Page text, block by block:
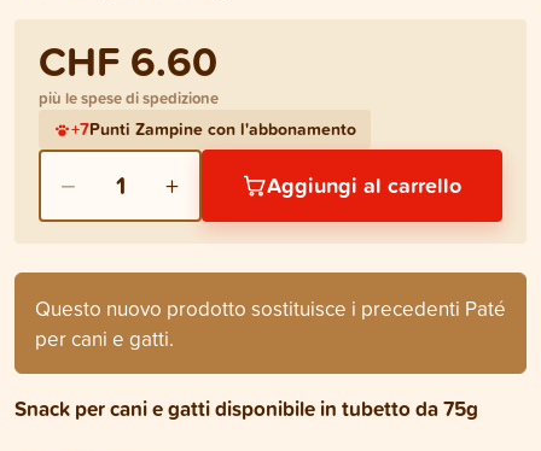
CHF 6.60
più le spese di spedizione
+7Punti Zampine con l'abbonamento
− 1 + Aggiungi al carrello
Questo nuovo prodotto sostituisce i precedenti Paté
per cani e gatti.
Snack per cani e gatti disponibile in tubetto da 75g